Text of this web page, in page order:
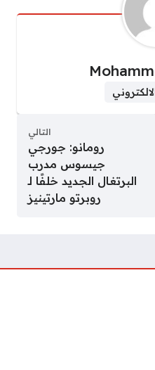
التالي
رومانو: جورجي
جيسوس مدرب
البرتغال الجديد خلفًا لـ
روبرتو مارتينيز